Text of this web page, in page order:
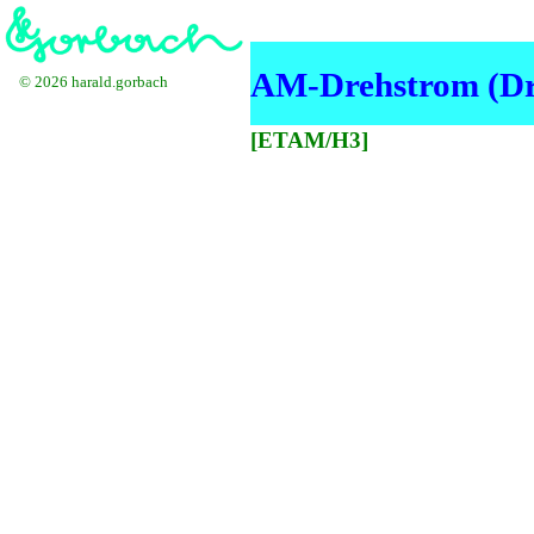
AM-Drehstrom
[ETAM/H3]
© 2026 harald.gorbach